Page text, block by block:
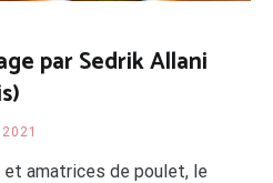
par Sedrik Allani
amatrices de poulet, le